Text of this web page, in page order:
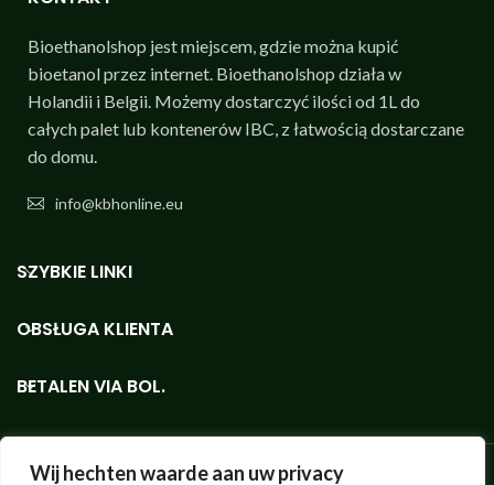
Wij hechten waarde aan uw privacy
Bioethanolshop jest miejscem, gdzie można kupić
bioetanol przez internet. Bioethanolshop działa w
Holandii i Belgii. Możemy dostarczyć ilości od 1L do
całych palet lub kontenerów IBC, z łatwością dostarczane
do domu.
info@kbhonline.eu
SZYBKIE LINKI
OBSŁUGA KLIENTA
BETALEN VIA BOL.